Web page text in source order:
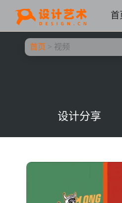
首
首页 > 视频
设计分享